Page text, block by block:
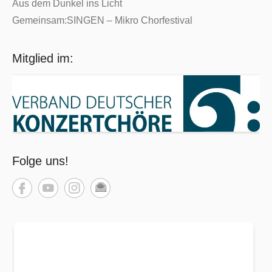
Aus dem Dunkel ins Licht
Gemeinsam:SINGEN – Mikro Chorfestival
Mitglied im:
Folge uns!